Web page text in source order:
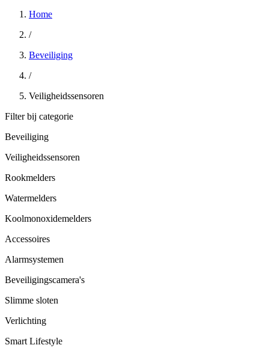
Home
/
Beveiliging
/
Veiligheidssensoren
Filter bij categorie
Beveiliging
Veiligheidssensoren
Rookmelders
Watermelders
Koolmonoxidemelders
Accessoires
Alarmsystemen
Beveiligingscamera's
Slimme sloten
Verlichting
Smart Lifestyle